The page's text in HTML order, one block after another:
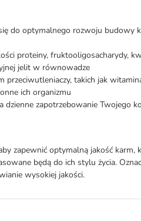
do optymalnego rozwoju budowy
proteiny, fruktooligosacharydy,
jelit w równowadze
przeciwutleniaczy, takich jak
ich organizmu
dzienne zapotrzebowanie Twojego
zapewnić optymalną jakość karm,
będą do ich stylu życia.
wysokiej jakości.